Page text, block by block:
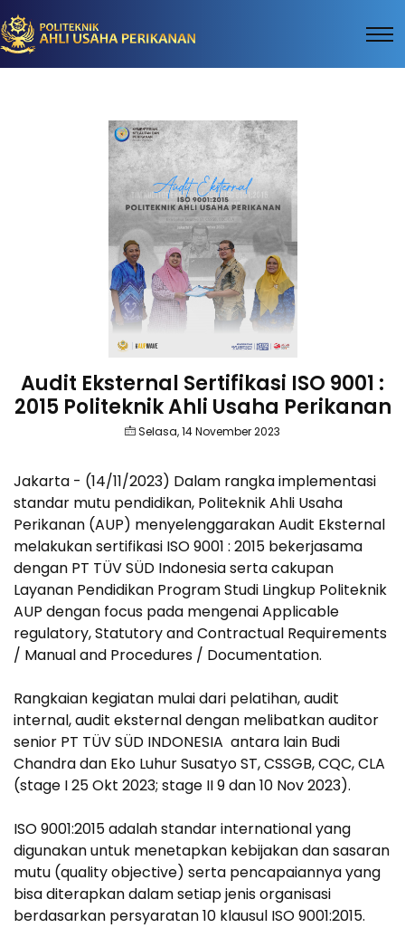
Audit Eksternal Sertifikasi ISO 9001 :
2015 Politeknik Ahli Usaha Perikanan
Selasa, 14 November 2023
Jakarta - (14/11/2023) Dalam rangka implementasi
standar mutu pendidikan, Politeknik Ahli Usaha
Perikanan (AUP) menyelenggarakan Audit Eksternal
melakukan sertifikasi ISO 9001 : 2015 bekerjasama
dengan PT TÜV SÜD Indonesia serta cakupan
Layanan Pendidikan Program Studi Lingkup Politeknik
AUP dengan focus pada mengenai Applicable
regulatory, Statutory and Contractual Requirements
/ Manual and Procedures / Documentation.
Rangkaian kegiatan mulai dari pelatihan, audit
internal, audit eksternal dengan melibatkan auditor
senior PT TÜV SÜD INDONESIA antara lain Budi
Chandra dan Eko Luhur Susatyo ST, CSSGB, CQC, CLA
(stage I 25 Okt 2023; stage II 9 dan 10 Nov 2023).
ISO 9001:2015 adalah standar international yang
digunakan untuk menetapkan kebijakan dan sasaran
mutu (quality objective) serta pencapaiannya yang
bisa diterapkan dalam setiap jenis organisasi
berdasarkan persyaratan 10 klausul ISO 9001:2015.